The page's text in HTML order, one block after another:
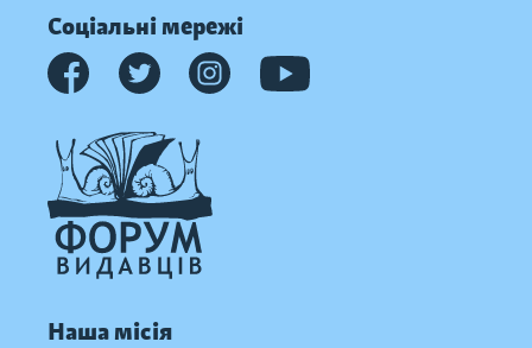
Соціальні мережі
Наша місія